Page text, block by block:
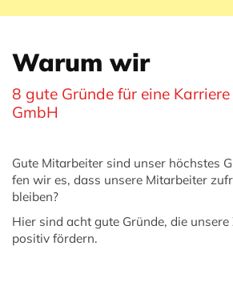
Warum wir
8 gute Gründe für eine
GmbH
Gute Mitarbeiter sind unser höchstes
fen wir es, dass un­se­re Mit­ar­bei­ter
blei­ben?
Hier sind acht gute Gründe, die
positiv fördern.